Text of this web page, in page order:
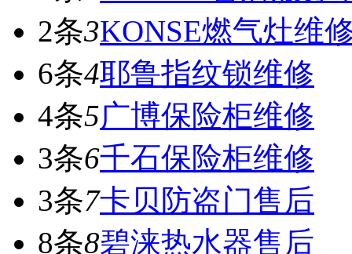
2条3KONSE燃气灶维
6条4耶鲁指纹锁维修
4条5广博保险柜维修
3条6千石保险柜维修
3条7卡贝防盗门售后
8条8碧涞热水器售后